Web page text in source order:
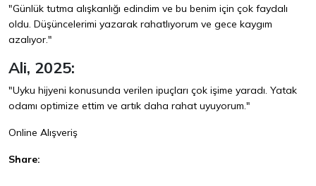
"Günlük tutma alışkanlığı edindim ve bu benim için çok faydalı
oldu. Düşüncelerimi yazarak rahatlıyorum ve gece kaygım
azalıyor."
Ali, 2025:
"Uyku hijyeni konusunda verilen ipuçları çok işime yaradı. Yatak
odamı optimize ettim ve artık daha rahat uyuyorum."
Online Alışveriş
Share: